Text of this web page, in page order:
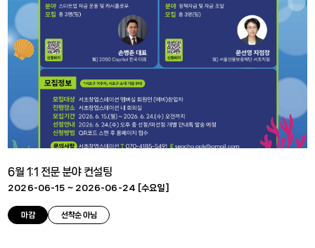
6월 1:1 전문 분야 컨설팅
2026-06-15 ~ 2026-06-24 [수요일]
마감 선착순 아님